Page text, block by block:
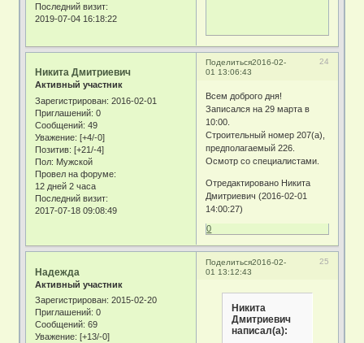
Последний визит:
2019-07-04 16:18:22
Поделиться 24
2016-02-
01 13:06:43
Никита Дмитриевич
Активный участник
Зарегистрирован: 2016-02-01
Приглашений: 0
Сообщений: 49
Уважение: [+4/-0]
Позитив: [+21/-4]
Пол: Мужской
Провел на форуме:
12 дней 2 часа
Последний визит:
2017-07-18 09:08:49
Всем доброго дня!
Записался на 29 марта в
10:00.
Строительный номер 207(а),
предполагаемый 226.
Осмотр со специалистами.
Отредактировано Никита
Дмитриевич (2016-02-01
14:00:27)
0
Поделиться 25
2016-02-
01 13:12:43
Надежда
Активный участник
Зарегистрирован: 2015-02-20
Приглашений: 0
Сообщений: 69
Уважение: [+13/-0]
Никита
Дмитриевич
написал(а):